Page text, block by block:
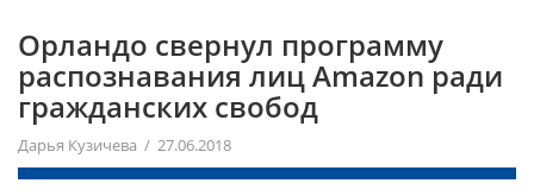
Орландо свернул программу
распознавания лиц Amazon ради
гражданских свобод
Дарья Кузичева / 27.06.2018